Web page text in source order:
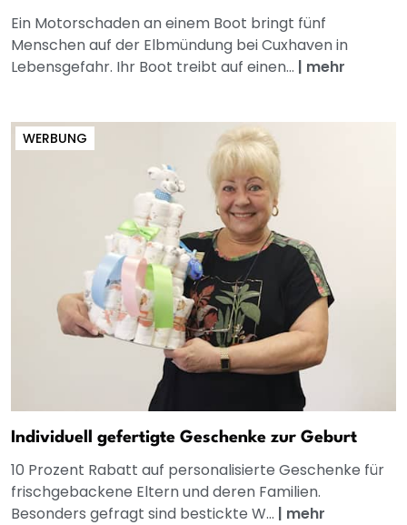
Ein Motorschaden an einem Boot bringt fünf
Menschen auf der Elbmündung bei Cuxhaven in
Lebensgefahr. Ihr Boot treibt auf einen... | mehr
WERBUNG
Individuell gefertigte Geschenke zur Geburt
10 Prozent Rabatt auf personalisierte Geschenke für
frischgebackene Eltern und deren Familien.
Besonders gefragt sind bestickte W... | mehr